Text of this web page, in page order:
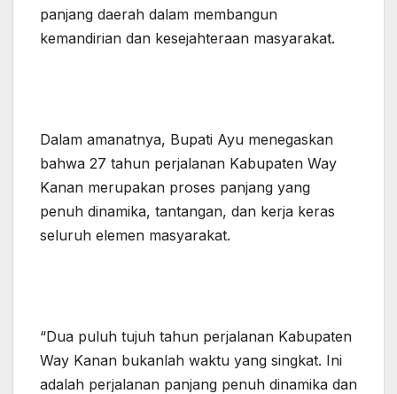
panjang daerah dalam membangun
kemandirian dan kesejahteraan masyarakat.
Dalam amanatnya, Bupati Ayu menegaskan
bahwa 27 tahun perjalanan Kabupaten Way
Kanan merupakan proses panjang yang
penuh dinamika, tantangan, dan kerja keras
seluruh elemen masyarakat.
“Dua puluh tujuh tahun perjalanan Kabupaten
Way Kanan bukanlah waktu yang singkat. Ini
adalah perjalanan panjang penuh dinamika dan